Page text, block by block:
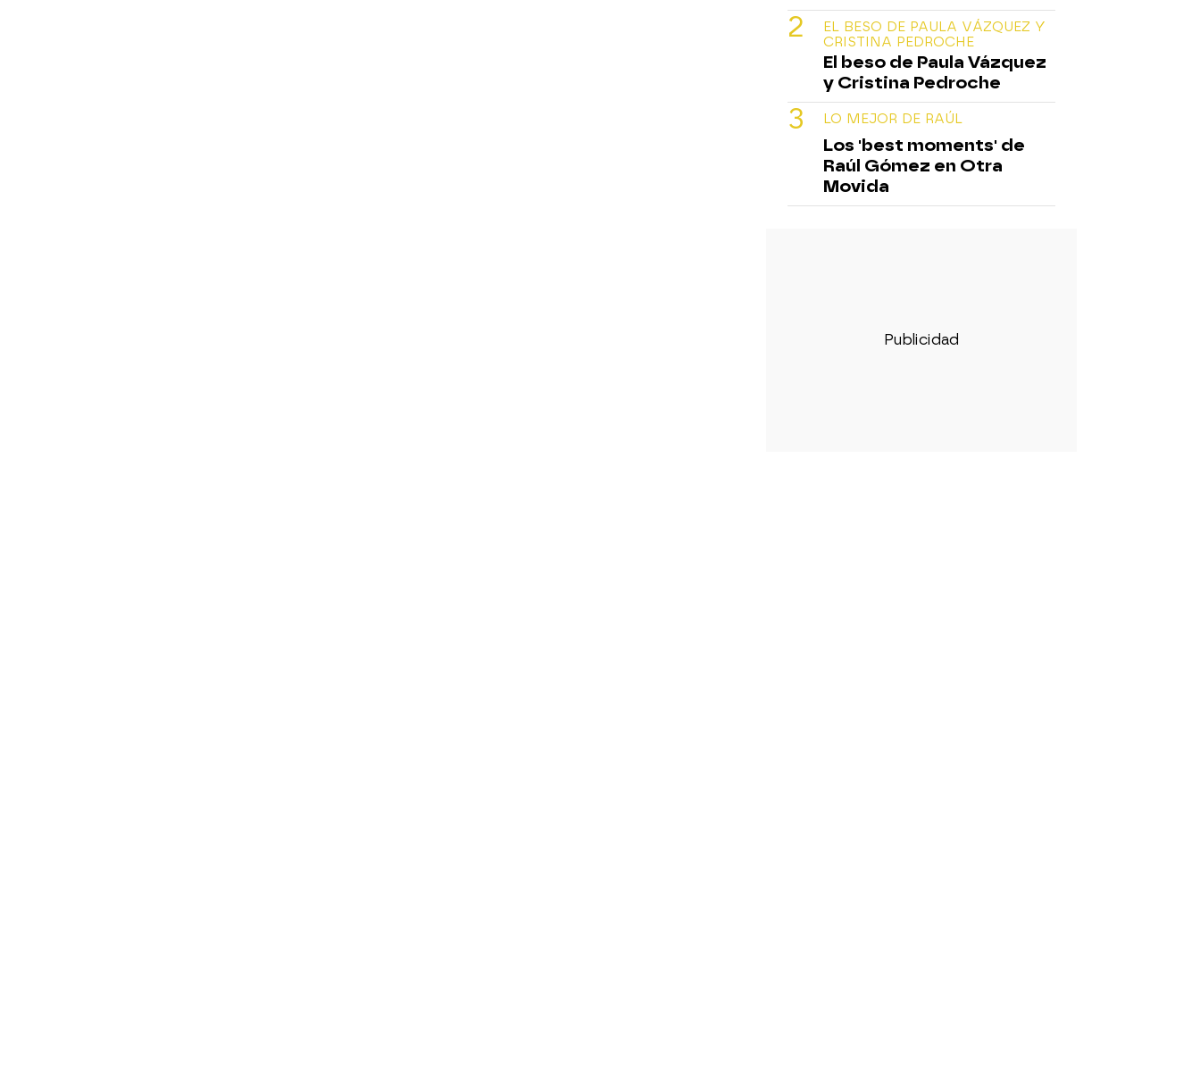
EL BESO DE PAULA VÁZQUEZ Y
CRISTINA PEDROCHE
El beso de Paula Vázquez
y Cristina Pedroche
LO MEJOR DE RAÚL
Los 'best moments' de
Raúl Gómez en Otra
Movida